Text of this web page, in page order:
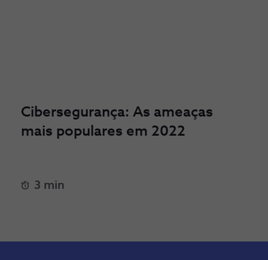
Cibersegurança: As ameaças
mais populares em 2022
3 min